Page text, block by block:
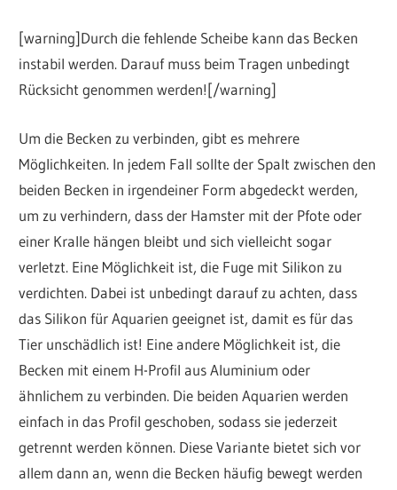
[warning]Durch die fehlende Scheibe kann das Becken
instabil werden. Darauf muss beim Tragen unbedingt
Rücksicht genommen werden![/warning]
Um die Becken zu verbinden, gibt es mehrere
Möglichkeiten. In jedem Fall sollte der Spalt zwischen den
beiden Becken in irgendeiner Form abgedeckt werden,
um zu verhindern, dass der Hamster mit der Pfote oder
einer Kralle hängen bleibt und sich vielleicht sogar
verletzt. Eine Möglichkeit ist, die Fuge mit Silikon zu
verdichten. Dabei ist unbedingt darauf zu achten, dass
das Silikon für Aquarien geeignet ist, damit es für das
Tier unschädlich ist! Eine andere Möglichkeit ist, die
Becken mit einem H-Profil aus Aluminium oder
ähnlichem zu verbinden. Die beiden Aquarien werden
einfach in das Profil geschoben, sodass sie jederzeit
getrennt werden können. Diese Variante bietet sich vor
allem dann an, wenn die Becken häufig bewegt werden